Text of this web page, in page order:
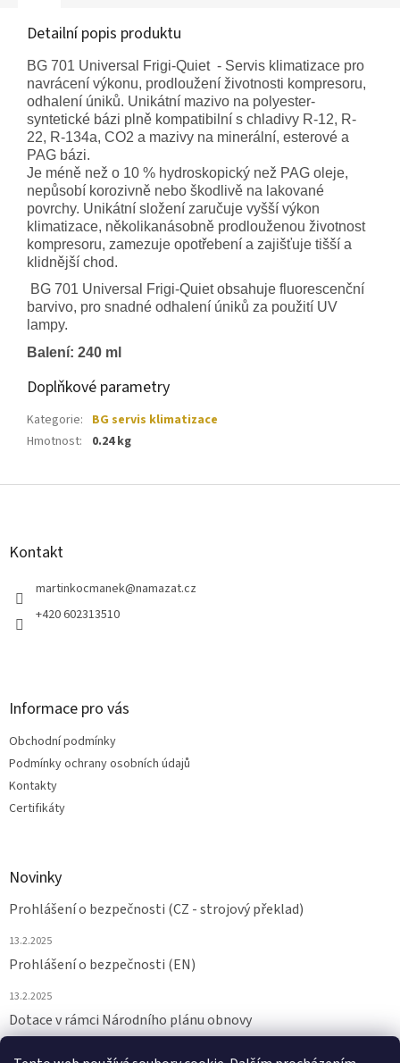
Detailní popis produktu
BG 701 Universal Frigi-Quiet - Servis klimatizace pro
navrácení výkonu, prodloužení životnosti kompresoru,
odhalení úniků. Unikátní mazivo na polyester-
syntetické bázi plně kompatibilní s chladivy R-12, R-
22, R-134a, CO2 a mazivy na minerální, esterové a
PAG bázi.
Je méně než o 10 % hydroskopický než PAG oleje,
nepůsobí korozivně nebo škodlivě na lakované
povrchy. Unikátní složení zaručuje vyšší výkon
klimatizace, několikanásobně prodlouženou životnost
kompresoru, zamezuje opotřebení a zajišťuje tišší a
klidnější chod.
BG 701 Universal Frigi-Quiet obsahuje fluorescenční
barvivo, pro snadné odhalení úniků za použití UV
lampy.
Balení: 240 ml
Doplňkové parametry
Kategorie: BG servis klimatizace
Hmotnost: 0.24 kg
Z
Kontakt
martinkocmanek@namazat.cz
+420 602313510
Informace pro vás
Obchodní podmínky
Podmínky ochrany osobních údajů
Kontakty
Certifikáty
Novinky
Prohlášení o bezpečnosti (CZ - strojový překlad)
13.2.2025
Prohlášení o bezpečnosti (EN)
13.2.2025
Dotace v rámci Národního plánu obnovy